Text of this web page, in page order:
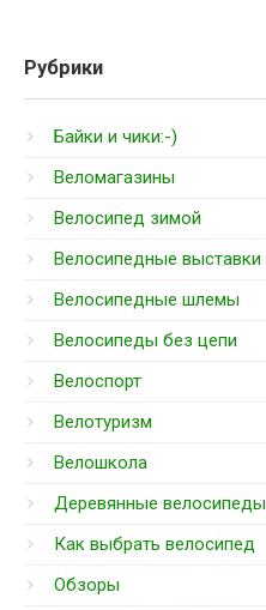
Рубрики
Байки и чики:-)
Веломагазины
Велосипед зимой
Велосипедные выставки
Велосипедные шлемы
Велосипеды без цепи
Велоспорт
Велотуризм
Велошкола
Деревянные велосипеды
Как выбрать велосипед
Обзоры